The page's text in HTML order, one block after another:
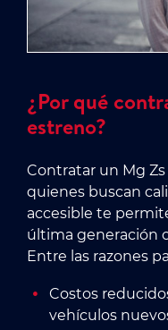
¿Por qué
estreno?
Contratar un Mg
quienes buscan
accesible te
última generación
Entre las razones
Costos
vehículos